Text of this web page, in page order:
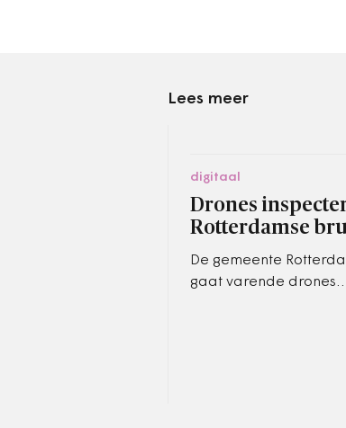
Lees meer
digitaal
Drones
Rotterdamse
De gemeente
gaat varende drones